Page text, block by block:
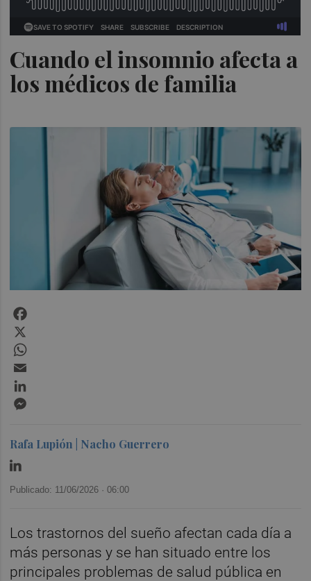
Cuando el insomnio afecta a
los médicos de familia
Rafa Lupión | Nacho Guerrero
Publicado: 11/06/2026 ·06:00
Los trastornos del sueño afectan cada día a
más personas y se han situado entre los
principales problemas de salud pública en